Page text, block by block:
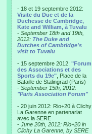
- 18 et 19 septembre 2012:
Visite du Duc et de la
Duchesse de Cambridge,
Kate and William, à Tuvalu
- September 18th and 19th,
2012: The Duke and
Dutches of Cambridge's
visit to Tuvalu
- 15 septembre 2012: "Forum
des Associations et des
Sports du 19e" , Place de la
Bataille de Stalingrad (Paris)
- September 15th, 2012:
"Paris Association Forum"
- 20 juin 2012: Rio+20 à Clichy
La Garenne en partenariat
avec la SERE
- June 20th, 2012: Rio+20 in
Clichy La Garenne, by SERE